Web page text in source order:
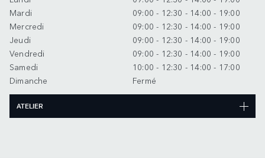
Mardi
09:00 - 12:30 - 14:00 - 19:00
Mercredi
09:00 - 12:30 - 14:00 - 19:00
Jeudi
09:00 - 12:30 - 14:00 - 19:00
Vendredi
09:00 - 12:30 - 14:00 - 19:00
Samedi
10:00 - 12:30 - 14:00 - 17:00
Dimanche
Fermé
ATELIER